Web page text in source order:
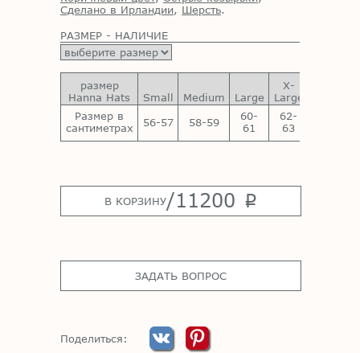
Сделано в Ирландии, Шерсть.
РАЗМЕР - НАЛИЧИЕ
размер
Hanna Hats
Small Medium Large
X-
Large
Размер в
сантиметрах
56-57 58-59
60-
61
62-
63
В КОРЗИНУ/11200 p
ЗАДАТЬ ВОПРОС
Поделиться: